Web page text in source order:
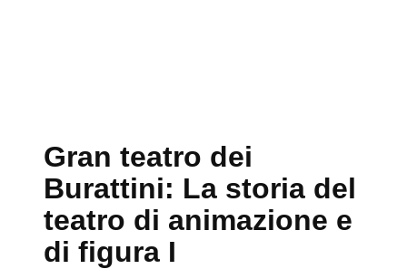
Gran teatro dei
Burattini: La storia del
teatro di animazione e
di figura I